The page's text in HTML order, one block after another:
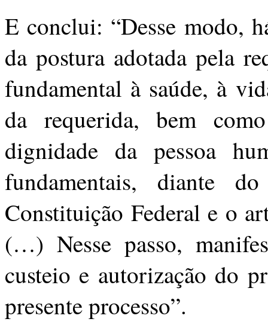
E conclui: “Desse modo,
da postura adotada pela
fundamental à saúde, à
da requerida, bem
dignidade da pessoa
fundamentais, diante
Constituição Federal e o
(…) Nesse passo,
custeio e autorização do
presente processo”.